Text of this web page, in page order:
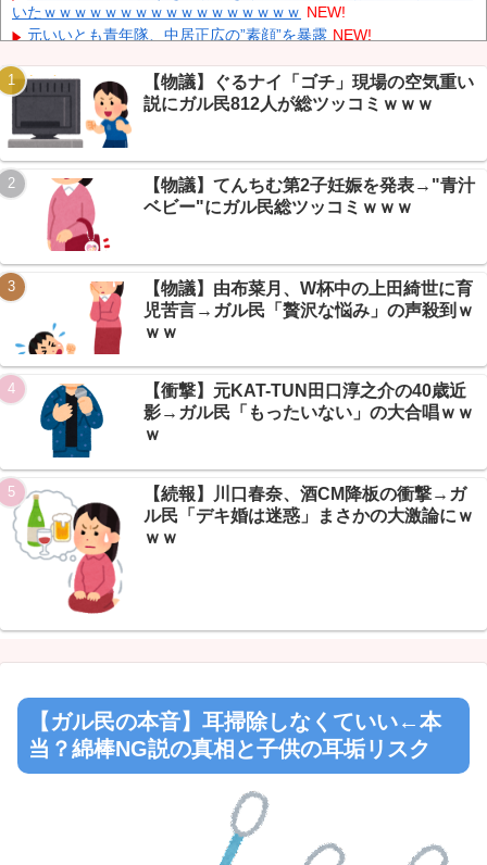
延びる乗車時間」 NEW!
Powered by livedoor 相互RSS
いたｗｗｗｗｗｗｗｗｗｗｗｗｗｗｗｗｗ NEW!
元いいとも青年隊、中居正広の”素顔”を暴露 NEW!
言にも飛び火し自ら幕引きｗｗｗ NEW!
【速報】WEST.重岡＆濱田、5年ぶり同時結婚発表→芸スポ+民
「ホモ婚かと思った」ｗｗｗ
中国、三峡ダムが全開放流。長江流域で深刻な洪水被害
【保存版】ベイブレード転売ヤーに爆買いされる→子供が定価で
買えないｗｗｗ
NEW!
【全文】速水もこみちのカフェ→サンドイッチ3000円ｗｗｗスレ
民絶賛『むしろ安い』
Powered by livedoor 相互RSS
【物議】ぐるナイ「ゴチ」現場の空気重い
説にガル民812人が総ツッコミｗｗｗ
【物議】てんちむ第2子妊娠を発表→"青汁
ベビー"にガル民総ツッコミｗｗｗ
【物議】由布菜月、W杯中の上田綺世に育
児苦言→ガル民「贅沢な悩み」の声殺到ｗ
ｗｗ
【衝撃】元KAT-TUN田口淳之介の40歳近
影→ガル民「もったいない」の大合唱ｗｗ
ｗ
【続報】川口春奈、酒CM降板の衝撃→ガ
ル民「デキ婚は迷惑」まさかの大激論にｗ
ｗｗ
【ガル民の本音】耳掃除しなくていい←本
当？綿棒NG説の真相と子供の耳垢リスク